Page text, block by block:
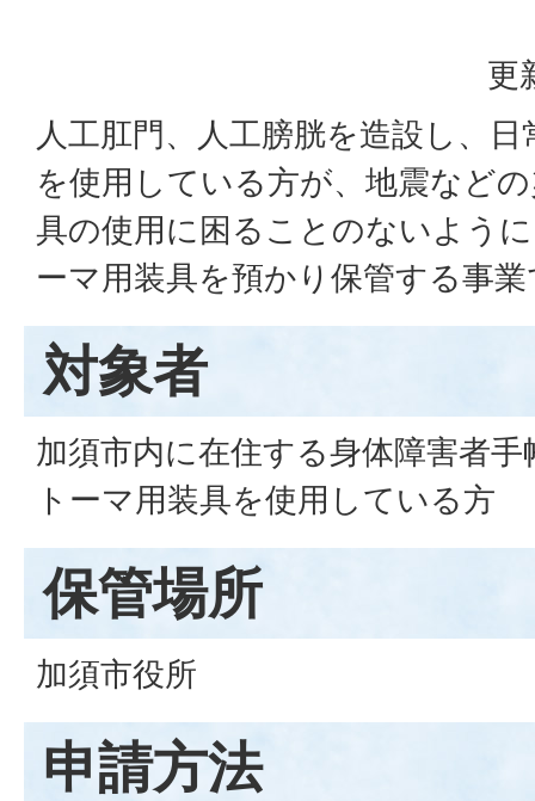
更
人工肛門、人工膀胱を造設し、
を使用している方が、地震など
具の使用に困ることのないよう
ーマ用装具を預かり保管する事
対象者
加須市内に在住する身体障害者
トーマ用装具を使用している方
保管場所
加須市役所
申請方法